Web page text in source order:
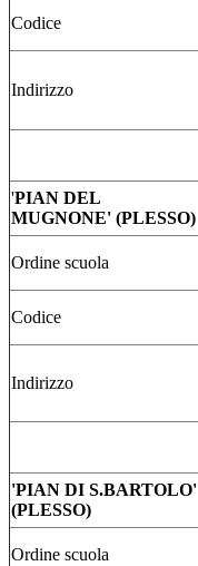
Codice
Indirizzo
'PIAN DEL
MUGNONE' (PLESSO)
Ordine scuola
Codice
Indirizzo
'PIAN DI S.BARTOLO'
(PLESSO)
Ordine scuola